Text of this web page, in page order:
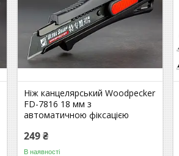
Ніж канцелярський Woodpecker
FD-7816 18 мм з
автоматичною фіксацією
249 ₴
В наявності